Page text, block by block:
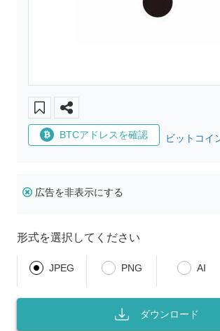
BTCアドレスを確認 ビットコイ
広告を非表示にする
形式を選択してください
JPEG PNG AI
ダウンロード